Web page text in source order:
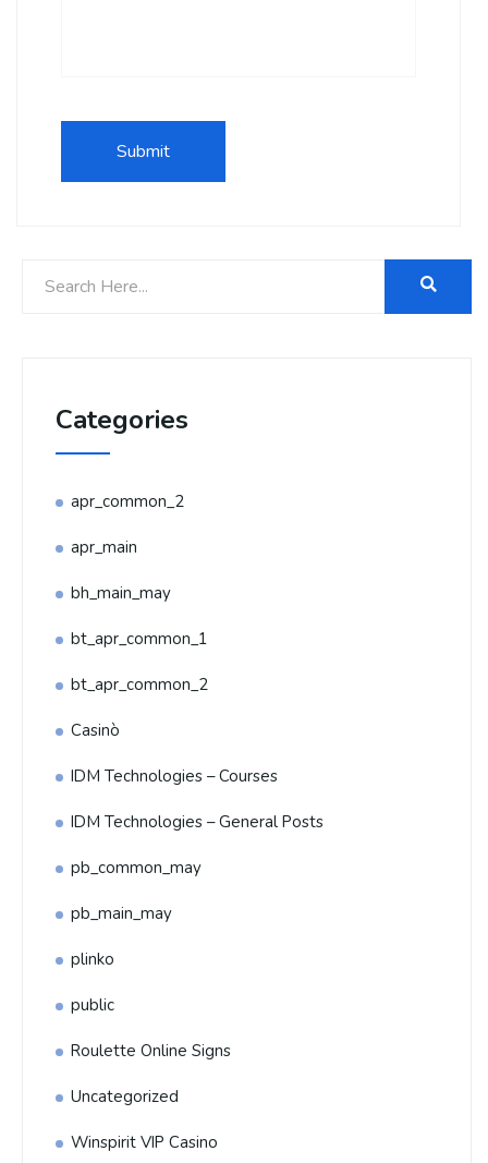
Categories
apr_common_2
apr_main
bh_main_may
bt_apr_common_1
bt_apr_common_2
Casinò
IDM Technologies – Courses
IDM Technologies – General Posts
pb_common_may
pb_main_may
plinko
public
Roulette Online Signs
Uncategorized
Winspirit VIP Casino